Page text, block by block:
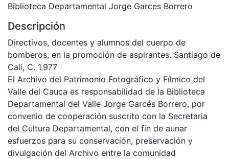
Biblioteca Departamental Jorge Garces Borrero
Descripción
Directivos, docentes y alumnos del cuerpo de
bomberos, en la promoción de aspirantes. Santiago de
Cali, C. 1.977
El Archivo del Patrimonio Fotográfico y Fílmico del
Valle del Cauca es responsabilidad de la Biblioteca
Departamental del Valle Jorge Garcés Borrero, por
convenio de cooperación suscrito con la Secretaria
del Cultura Departamental, con el fin de aunar
esfuerzos para su conservación, preservación y
divulgación del Archivo entre la comunidad